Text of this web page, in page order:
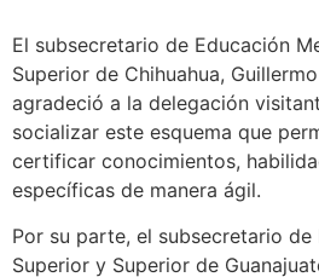
El subsecretario de Educación
Superior de Chihuahua,
agradeció a la delegación
socializar este esquema que
certificar conocimientos,
específicas de manera ágil.
Por su parte, el subsecretario de
Superior y Superior de